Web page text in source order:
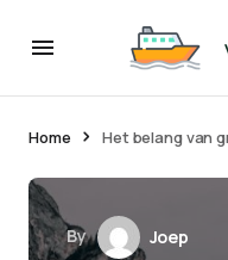
Home Het belang van
By
Joep